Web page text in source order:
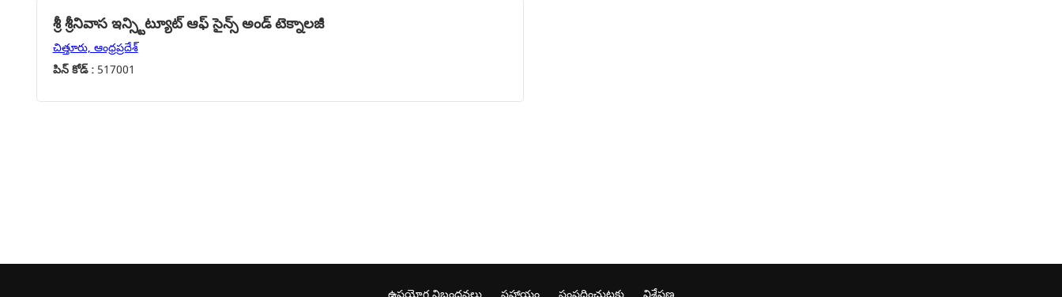
శ్రీ శ్రీనివాస ఇన్స్టిట్యూట్ ఆఫ్ సైన్స్ అండ్ టెక్నాలజీ
చిత్తూరు, ఆంధ్రప్రదేశ్
పిన్ కోడ్ :517001